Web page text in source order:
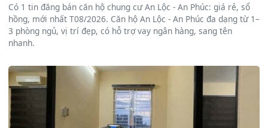
Có 1 tin đăng bán căn hộ chung cư An Lộc - An Phúc: giá rẻ, sổ
hồng, mới nhất T08/2026. Căn hộ An Lộc - An Phúc đa dạng từ 1–
3 phòng ngủ, vị trí đẹp, có hỗ trợ vay ngân hàng, sang tên
nhanh.